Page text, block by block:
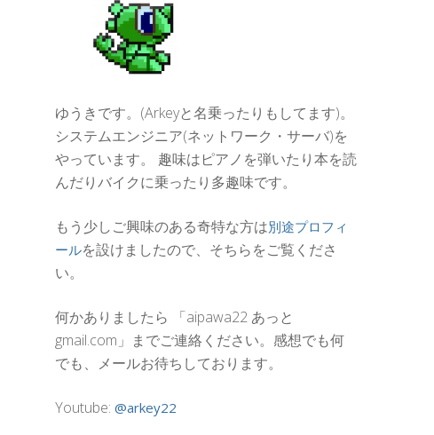
ゆうきです。(Arkeyと名乗ったりもしてます)。
システムエンジニア(ネットワーク・サーバ)を
やっています。 趣味はピアノを弾いたり本を読
んだりバイクに乗ったり多趣味です。
もう少しご興味のある奇特な方は別途プロフィ
ールを設けましたので、そちらをご覧くださ
い。
何かありましたら 「aipawa22 あっと
gmail.com」までご連絡ください。感想でも何
でも、メールお待ちしております。
Youtube: @arkey22